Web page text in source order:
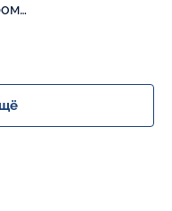
Матрас Gloria Gold с топпером Memory 42